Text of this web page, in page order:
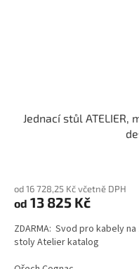
Jednací stůl ATELIER,
od 16 728,25 Kč včetně DPH
od 13 825 Kč
ZDARMA: Svod pro kabely
stoly Atelier katalog